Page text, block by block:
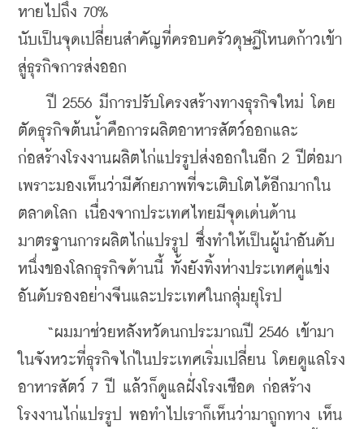
หายไปถึง 70%
นับเป็นจุดเปลี่ยนสำคัญที่ครอบครัวดุษฏีโหนดก้าวเข้า
สู่ธุรกิจการส่งออก
ปี 2556 มีการปรับโครงสร้างทางธุรกิจใหม่ โดย
ตัดธุรกิจต้นน้ำคือการผลิตอาหารสัตว์ออกและ
ก่อสร้างโรงงานผลิตไก่แปรรูปส่งออกในอีก 2 ปีต่อมา
เพราะมองเห็นว่ามีศักยภาพที่จะเติบโตได้อีกมากใน
ตลาดโลก เนื่องจากประเทศไทยมีจุดเด่นด้าน
มาตรฐานการผลิตไก่แปรรูป ซึ่งทำให้เป็นผู้นำอันดับ
หนึ่งของโลกธุรกิจด้านนี้ ทั้งยังทิ้งห่างประเทศคู่แข่ง
อันดับรองอย่างจีนและประเทศในกลุ่มยุโรป
“ผมมาช่วยหลังหวัดนกประมาณปี 2546 เข้ามา
ในจังหวะที่ธุรกิจไก่ในประเทศเริ่มเปลี่ยน โดยดูแลโรง
อาหารสัตว์ 7 ปี แล้วก็ดูแลฝั่งโรงเชือด ก่อสร้าง
โรงงานไก่แปรรูป พอทำไปเราก็เห็นว่ามาถูกทาง เห็น